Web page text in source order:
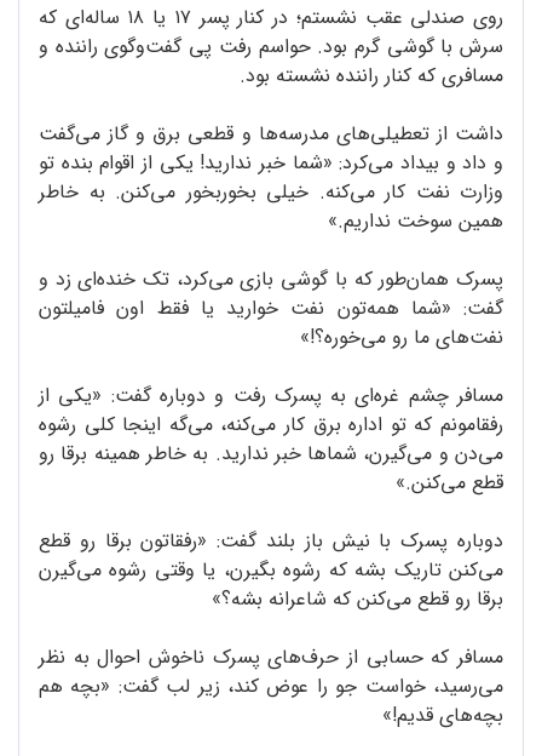
روی صندلی عقب نشستم؛ در کنار پسر ۱۷ یا ۱۸ ساله‌ای که
سرش با گوشی گرم بود. حواسم رفت پی گفت‌وگوی راننده و
مسافری که کنار راننده نشسته بود.
داشت از تعطیلی‌های مدرسه‌ها و قطعی برق و گاز می‌گفت
و داد و بیداد می‌کرد: «شما خبر ندارید! یکی از اقوام بنده تو
وزارت نفت کار می‌کنه. خیلی بخور‌بخور می‌کنن. به خاطر
همین سوخت نداریم.»
پسرک همان‌طور که با گوشی بازی می‌کرد، تک خنده‌ای زد و
گفت: «شما همه‌تون نفت خوارید یا فقط اون فامیلتون
نفت‌های ما رو می‌خوره؟!»
مسافر چشم غره‌ای به پسرک رفت و دوباره گفت: «یکی از
رفقامونم که تو اداره برق کار می‌کنه، می‌گه اینجا کلی رشوه
می‌دن و می‌گیرن، شماها خبر ندارید. به خاطر همینه برقا رو
قطع می‌کنن.»
دوباره پسرک با نیش باز بلند گفت: «رفقاتون برقا رو قطع
می‌کنن تاریک بشه که رشوه بگیرن، یا وقتی رشوه می‌گیرن
برقا رو قطع می‌کنن که شاعرانه بشه؟»
مسافر که حسابی از حرف‌های پسرک ناخوش احوال به نظر
می‌رسید، خواست جو را عوض کند، زیر لب گفت: «بچه هم
بچه‌های قدیم!»